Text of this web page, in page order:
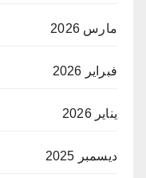
مارس 2026
فبراير 2026
يناير 2026
ديسمبر 2025